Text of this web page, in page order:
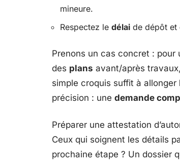
mineure.
Respectez le délai de dépôt et
Prenons un cas concret : pour
des plans avant/après
simple croquis suffit à allonger
précision : une demande
Préparer une attestation
Ceux qui soignent les détails
prochaine étape ? Un dossier